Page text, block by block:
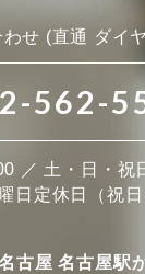
わせ (直通 ダイ
562-
／ 土・日・祝
日定休日（祝日
古屋 名古屋駅